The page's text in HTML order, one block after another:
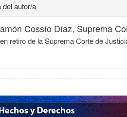
del autor/a
Cossío Díaz, Suprema
retiro de la Suprema Corte de